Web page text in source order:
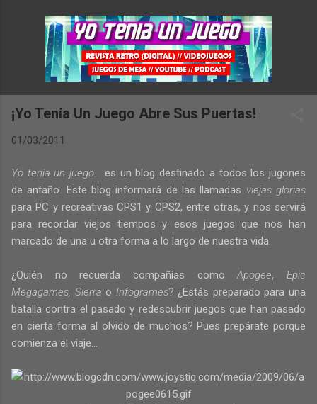
Ir al contenido principal
¡Yo Tenía Un Juego Abre Sus Puertas!
01/03/2011
Yo tenía un juego... es un blog destinado a todos los jugones
de antaño. Este blog informará de las llamadas viejas glorias
para PC y recreativas CPS1 y CPS2, entre otras, y nos servirá
para recordar viejos tiempos y esos juegos que nos han
marcado de una u otra forma a lo largo de nuestra vida.
¿Quién no recuerda compañías comoApogee,Epic
Megagames, Sierra o Infogrames? ¿Estás preparado para una
batalla contra el pasado y redescubrir juegos que han pasado
en cierta forma al olvido de muchos? Pues prepárate porque
comienza el viaje...